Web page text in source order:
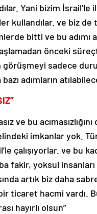
Yani bizim
kullandılar. ve biz
bitti ve bu adımı
önceki
görüşmeyi sadece
adımların
ve bu
imkanlar yok.
çalışıyorlar. ve bu
fakir, yoksul
artık biz daha
ticaret hacmi vardı.
hayırlı olsun”